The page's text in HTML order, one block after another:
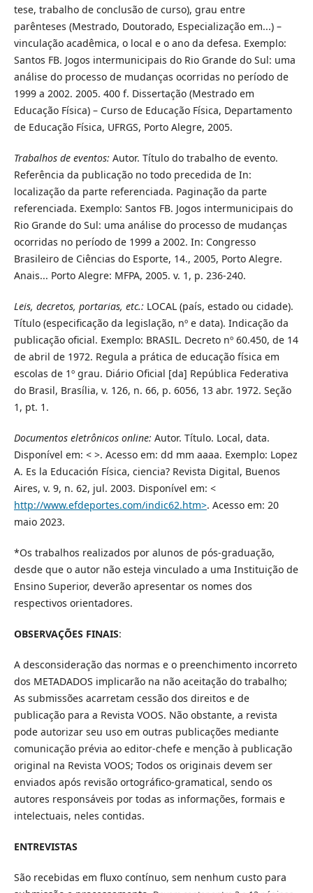
tese, trabalho de conclusão de curso), grau entre
parênteses (Mestrado, Doutorado, Especialização em...) –
vinculação acadêmica, o local e o ano da defesa. Exemplo:
Santos FB. Jogos intermunicipais do Rio Grande do Sul: uma
análise do processo de mudanças ocorridas no período de
1999 a 2002. 2005. 400 f. Dissertação (Mestrado em
Educação Física) – Curso de Educação Física, Departamento
de Educação Física, UFRGS, Porto Alegre, 2005.
Trabalhos de eventos: Autor. Título do trabalho de evento.
Referência da publicação no todo precedida de In:
localização da parte referenciada. Paginação da parte
referenciada. Exemplo: Santos FB. Jogos intermunicipais do
Rio Grande do Sul: uma análise do processo de mudanças
ocorridas no período de 1999 a 2002. In: Congresso
Brasileiro de Ciências do Esporte, 14., 2005, Porto Alegre.
Anais... Porto Alegre: MFPA, 2005. v. 1, p. 236-240.
Leis, decretos, portarias, etc.: LOCAL (país, estado ou cidade).
Título (especificação da legislação, nº e data). Indicação da
publicação oficial. Exemplo: BRASIL. Decreto nº 60.450, de 14
de abril de 1972. Regula a prática de educação física em
escolas de 1º grau. Diário Oficial [da] República Federativa
do Brasil, Brasília, v. 126, n. 66, p. 6056, 13 abr. 1972. Seção
1, pt. 1.
Documentos eletrônicos online: Autor. Título. Local, data.
Disponível em: < >. Acesso em: dd mm aaaa. Exemplo: Lopez
A. Es la Educación Física, ciencia? Revista Digital, Buenos
Aires, v. 9, n. 62, jul. 2003. Disponível em: <
http://www.efdeportes.com/indic62.htm>. Acesso em: 20
maio 2023.
*Os trabalhos realizados por alunos de pós-graduação,
desde que o autor não esteja vinculado a uma Instituição de
Ensino Superior, deverão apresentar os nomes dos
respectivos orientadores.
OBSERVAÇÕES FINAIS:
A desconsideração das normas e o preenchimento incorreto
dos METADADOS implicarão na não aceitação do trabalho;
As submissões acarretam cessão dos direitos e de
publicação para a Revista VOOS. Não obstante, a revista
pode autorizar seu uso em outras publicações mediante
comunicação prévia ao editor-chefe e menção à publicação
original na Revista VOOS; Todos os originais devem ser
enviados após revisão ortográfico-gramatical, sendo os
autores responsáveis por todas as informações, formais e
intelectuais, neles contidas.
ENTREVISTAS
São recebidas em fluxo contínuo, sem nenhum custo para